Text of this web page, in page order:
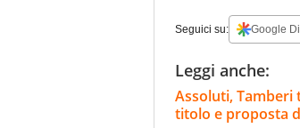
Seguici su: Google
Leggi anche:
Assoluti, Tamberi
titolo e proposta